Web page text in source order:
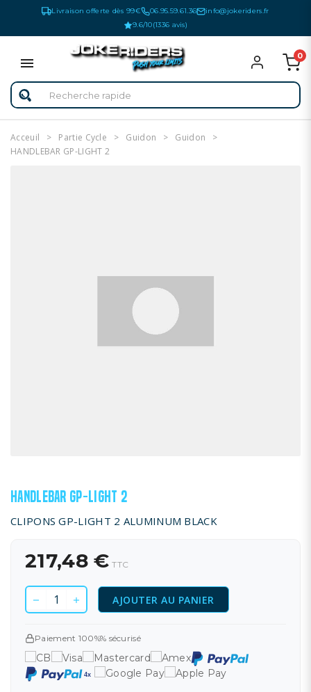
Livraison offerte dès 99€ 06.95.59.61.36
info@jokeriders.fr
9.6/10(1336 avis)
0
Acceuil Partie Cycle Guidon
Guidon
HANDLEBAR GP-LIGHT 2
HANDLEBAR GP-LIGHT 2
CLIPONS GP-LIGHT 2 ALUMINUM BLACK
217,48 € TTC
AJOUTER AU PANIER
Paiement 100%% sécurisé